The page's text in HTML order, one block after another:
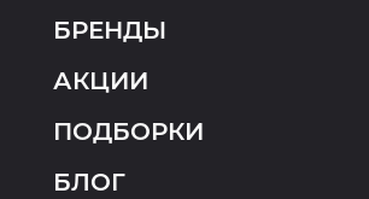
БРЕНДЫ
АКЦИИ
ПОДБОРКИ
БЛОГ